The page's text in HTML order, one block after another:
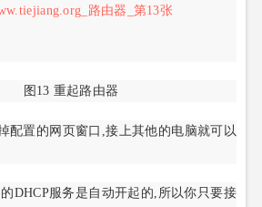
图13 重起路由器
配置的网页窗口,接上其他的电脑就可以
DHCP服务是自动开起的,所以你只要接